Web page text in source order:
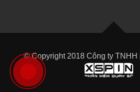
© Copyright 2018 Công ty